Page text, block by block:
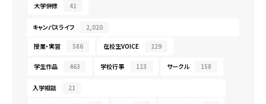
大学併修 41
キャンパスライフ 2,020
授業・実習 586 在校生VOICE 229
学生作品 463 学校行事 123 サークル 158
入学相談 21